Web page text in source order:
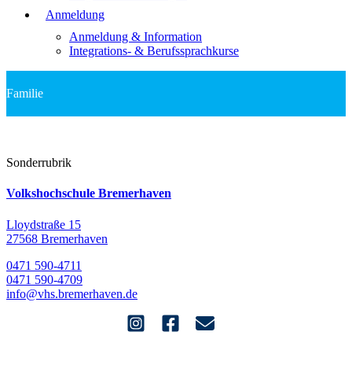
Anmeldung
Anmeldung & Information
Integrations- & Berufssprachkurse
Familie
Sonderrubrik
Volkshochschule Bremerhaven
Lloydstraße 15
27568 Bremerhaven
0471 590-4711
0471 590-4709
info@vhs.bremerhaven.de